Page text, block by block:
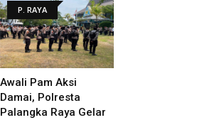
P. RAYA
Awali Pam Aksi
Damai, Polresta
Palangka Raya Gelar